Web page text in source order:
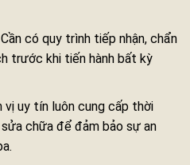
có quy trình tiếp nhận, chẩn
trước khi tiến hành bất kỳ
vị uy tín luôn cung cấp thời
chữa để đảm bảo sự an